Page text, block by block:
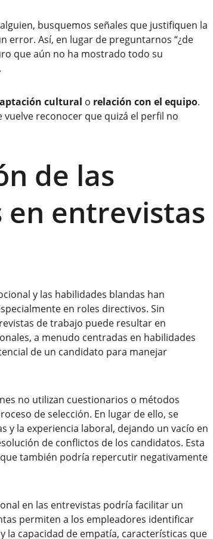
busquemos señales que justifiquen la
error. Así, en lugar de preguntarnos “¿de
que aún no ha mostrado todo su
cultural o relación con el equipo.
reconocer que quizá el perfil no
de las
en entrevistas
y las habilidades blandas han
en roles directivos. Sin
de trabajo puede resultar en
a menudo centradas en habilidades
de un candidato para manejar
no utilizan cuestionarios o métodos
de selección. En lugar de ello, se
y la experiencia laboral, dejando un vacío en
de conflictos de los candidatos. Esta
también podría repercutir negativamente
en las entrevistas podría facilitar un
permiten a los empleadores identificar
la capacidad de empatía, características que